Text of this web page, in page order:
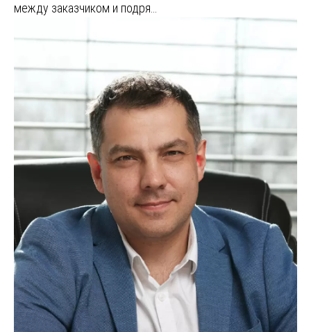
между заказчиком и подря…